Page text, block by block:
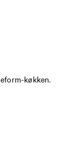
køkken.